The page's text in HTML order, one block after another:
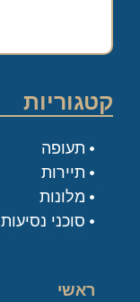
קטגוריות
תעופה
תיירות
מלונות
סוכני נסיעות
ראשי